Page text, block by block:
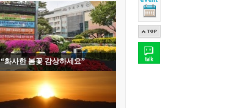
“화사한 봄꽃 감상하세요”